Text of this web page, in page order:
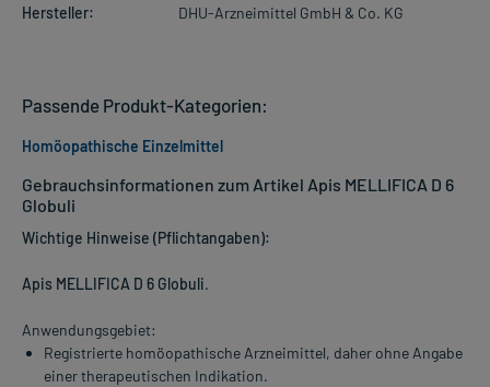
Hersteller:
DHU-Arzneimittel GmbH & Co. KG
Gebrauchsinformationen zum Artikel Apis MELLIFICA D 6
Globuli
Wichtige Hinweise (Pflichtangaben):
Apis MELLIFICA D 6 Globuli.
Anwendungsgebiet:
Registrierte homöopathische Arzneimittel, daher ohne Angabe
einer therapeutischen Indikation.
Passende Produkt-Kategorien:
Homöopathische Einzelmittel